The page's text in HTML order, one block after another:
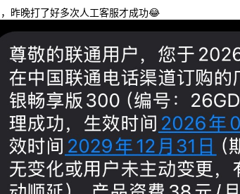
昨晚打了好多次人工客服才成功😂